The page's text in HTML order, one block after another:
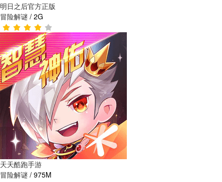
明日之后官方正版
冒险解谜 / 2G
天天酷跑手游
冒险解谜 / 975M